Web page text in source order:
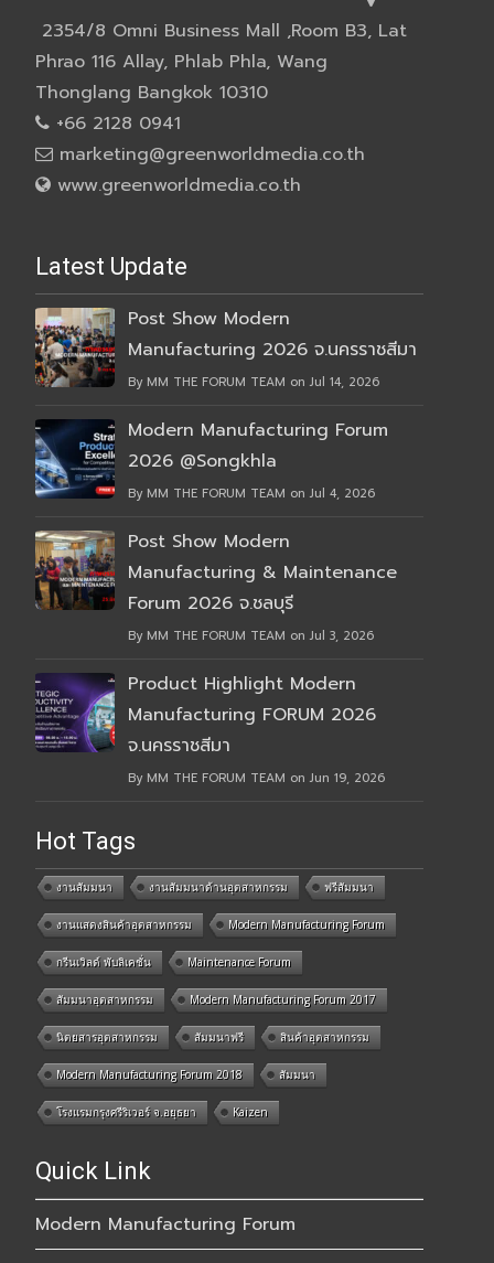
2354/8 Omni Business Mall ,Room B3, Lat
Phrao 116 Allay, Phlab Phla, Wang
Thonglang Bangkok 10310
+66 2128 0941
marketing@greenworldmedia.co.th
www.greenworldmedia.co.th
Latest Update
Post Show Modern
Manufacturing 2026 จ.นครราชสีมา
By MM THE FORUM TEAM on Jul 14, 2026
Modern Manufacturing Forum
2026 @Songkhla
By MM THE FORUM TEAM on Jul 4, 2026
Post Show Modern
Manufacturing & Maintenance
Forum 2026 จ.ชลบุรี
By MM THE FORUM TEAM on Jul 3, 2026
Product Highlight Modern
Manufacturing FORUM 2026
จ.นครราชสีมา
By MM THE FORUM TEAM on Jun 19, 2026
Hot Tags
งานสัมมนา งานสัมมนาด้านอุตสาหกรรม ฟรีสัมมนา
งานแสดงสินค้าอุตสาหกรรม Modern Manufacturing Forum
กรีนเวิลด์ พับลิเคชั่น Maintenance Forum
สัมมนาอุตสาหกรรม Modern Manufacturing Forum 2017
นิตยสารอุตสาหกรรม สัมมนาฟรี สินค้าอุตสาหกรรม
Modern Manufacturing Forum 2018 สัมมนา
โรงแรมกรุงศรีริเวอร์ จ.อยุธยา Kaizen
Quick Link
Modern Manufacturing Forum